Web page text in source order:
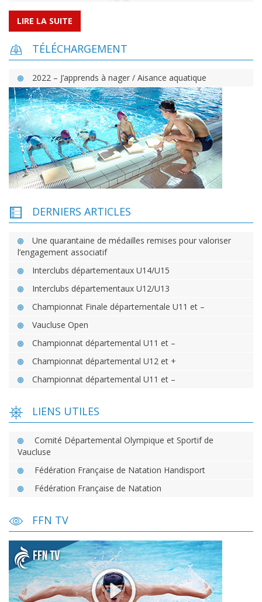
LIRE LA SUITE
TÉLÉCHARGEMENT
2022 – J’apprends à nager / Aisance aquatique
DERNIERS ARTICLES
Une quarantaine de médailles remises pour valoriser
l’engagement associatif
Interclubs départementaux U14/U15
Interclubs départementaux U12/U13
Championnat Finale départementale U11 et –
Vaucluse Open
Championnat départemental U11 et –
Championnat départemental U12 et +
Championnat départemental U11 et –
LIENS UTILES
Comité Départemental Olympique et Sportif de
Vaucluse
Fédération Française de Natation Handisport
Fédération Française de Natation
FFN TV